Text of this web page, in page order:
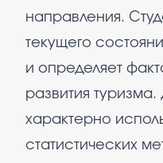
направления.
текущего
и определяет
развития
характерно
статистических